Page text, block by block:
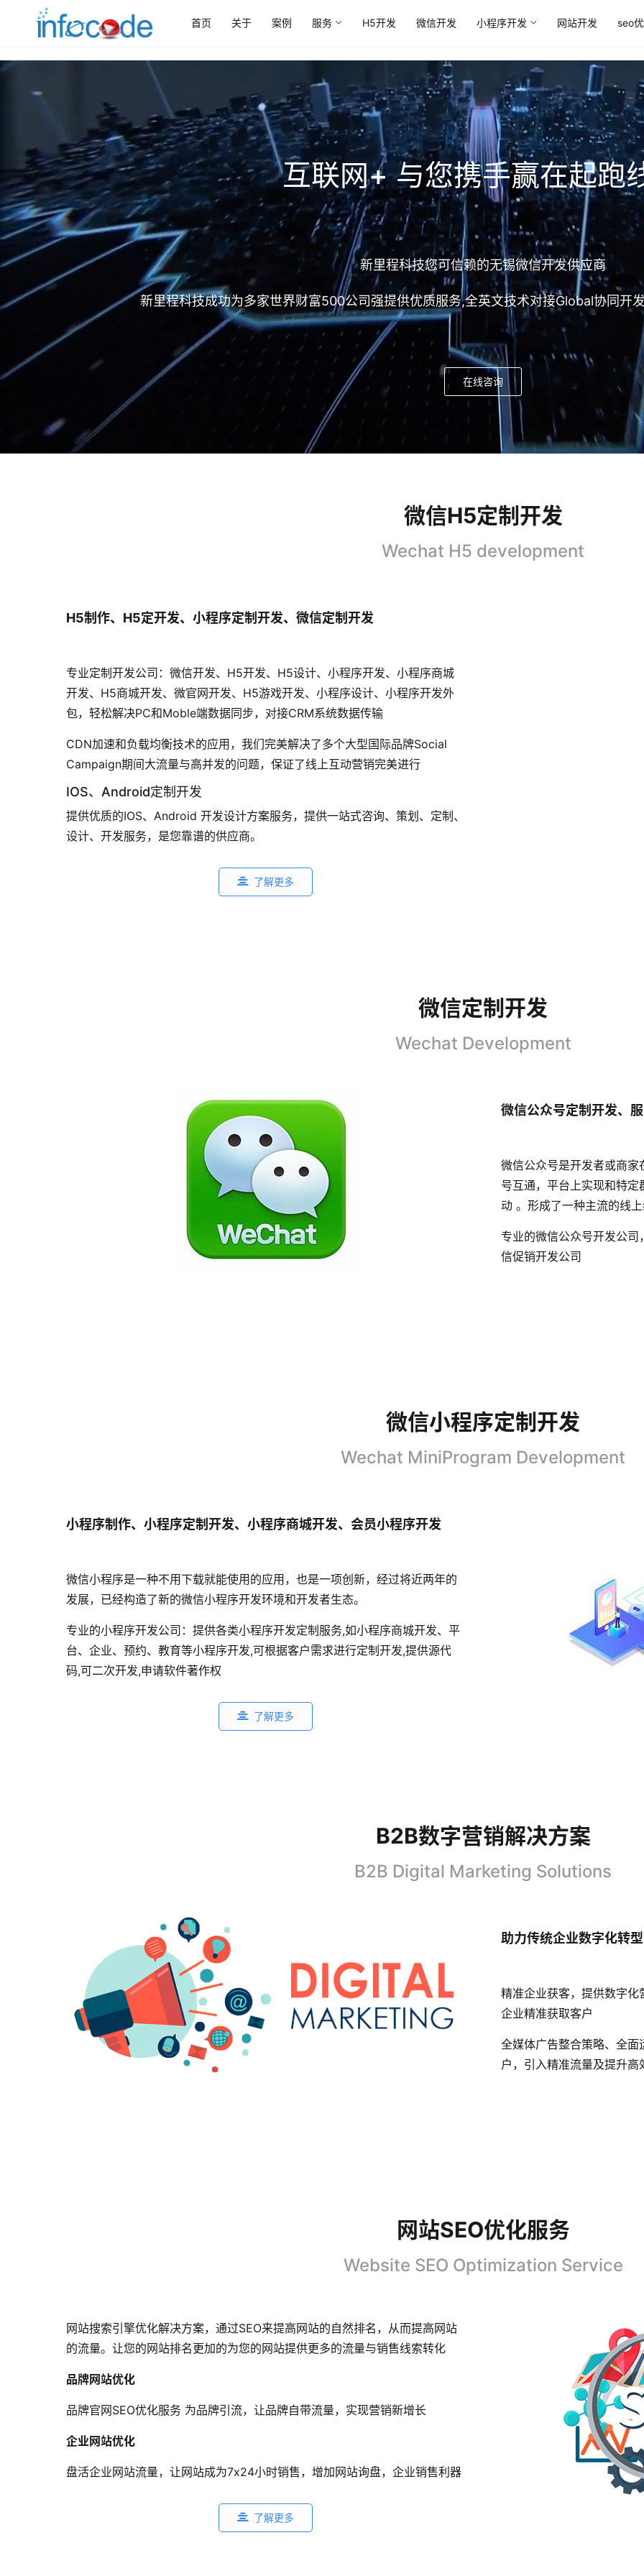
首页 关于 案例 服务 H5开发 微信开发 小程序开发 网站开发 seo
互联网+ 与您携手赢在起跑
新里程科技您可信赖的无锡微信开发供应商
新里程科技成功为多家世界财富500公司强提供优质服务,全英文技术对接Global协同开
在线咨询
微信H5定制开发
Wechat H5 development
H5制作、H5定开发、小程序定制开发、微信定制开发
专业定制开发公司：微信开发、H5开发、H5设计、小程序开发、小程序商城
开发、H5商城开发、微官网开发、H5游戏开发、小程序设计、小程序开发外
包，轻松解决PC和Moble端数据同步，对接CRM系统数据传输
CDN加速和负载均衡技术的应用，我们完美解决了多个大型国际品牌Social
Campaign期间大流量与高并发的问题，保证了线上互动营销完美进行
IOS、Android定制开发
提供优质的IOS、Android 开发设计方案服务，提供一站式咨询、策划、定制、
设计、开发服务，是您靠谱的供应商。
了解更多
微信定制开发
Wechat Development
微信公众号定制开发、
微信公众号是开发者或商
号互通，平台上实现和特
动 。形成了一种主流的线
专业的微信公众号开发公
信促销开发公司
微信小程序定制开发
Wechat MiniProgram Development
小程序制作、小程序定制开发、小程序商城开发、会员小程序开发
微信小程序是一种不用下载就能使用的应用，也是一项创新，经过将近两年的
发展，已经构造了新的微信小程序开发环境和开发者生态。
专业的小程序开发公司：提供各类小程序开发定制服务,如小程序商城开发、平
台、企业、预约、教育等小程序开发,可根据客户需求进行定制开发,提供源代
码,可二次开发,申请软件著作权
了解更多
B2B数字营销解决方案
B2B Digital Marketing Solutions
助力传统企业数字化转型
精准企业获客，提供数字
企业精准获取客户
全媒体广告整合策略、全
户，引入精准流量及提升高
网站SEO优化服务
Website SEO Optimization Service
网站搜索引擎优化解决方案，通过SEO来提高网站的自然排名，从而提高网站
的流量。让您的网站排名更加的为您的网站提供更多的流量与销售线索转化
品牌网站优化
品牌官网SEO优化服务 为品牌引流，让品牌自带流量，实现营销新增长
企业网站优化
盘活企业网站流量，让网站成为7x24小时销售，增加网站询盘，企业销售利器
了解更多